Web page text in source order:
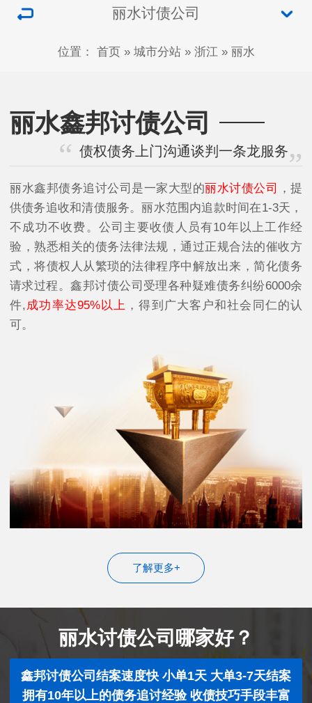
丽水讨债公司
位置： 首页» 城市分站» 浙江» 丽水
丽水鑫邦讨债公司
债权债务上门沟通谈判一条龙服务
丽水鑫邦债务追讨公司是一家大型的丽水讨债公司
，提
供债务追收和清债服务。丽水范围内追款时间在1-3天，
不成功不收费。公司主要收债人员有10年以上工作经
验，熟悉相关的债务法律法规，通过正规合法的催收方
式，将债权人从繁琐的法律程序中解放出来，简化债务
请求过程。鑫邦讨债公司受理各种疑难债务纠纷6000余
件, 成功率达95%以上 ，得到广大客户和社会同仁的认
可。
了解更多+
丽水讨债公司哪家好？
鑫邦讨债公司结案速度快 小单1天 大单3-7天结案
拥有10年以上的债务追讨经验 收债技巧手段丰富